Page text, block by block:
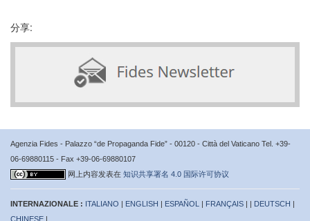
分享:
Agenzia Fides - Palazzo “de Propaganda Fide” - 00120 - Città del Vaticano Tel. +39-
06-69880115 - Fax +39-06-69880107
网上内容发表在 知识共享署名 4.0 国际许可协议
INTERNAZIONALE : ITALIANO | ENGLISH | ESPAÑOL | FRANÇAIS | | DEUTSCH |
CHINESE |